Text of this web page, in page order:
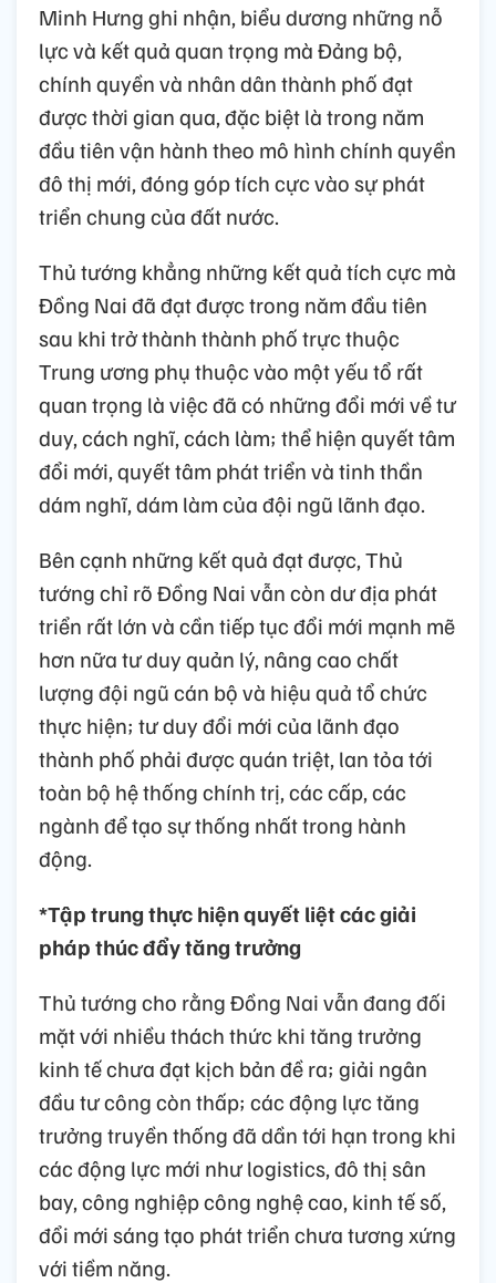
Minh Hưng ghi nhận, biểu dương những nỗ
lực và kết quả quan trọng mà Đảng bộ,
chính quyền và nhân dân thành phố đạt
được thời gian qua, đặc biệt là trong năm
đầu tiên vận hành theo mô hình chính quyền
đô thị mới, đóng góp tích cực vào sự phát
triển chung của đất nước.
Thủ tướng khẳng những kết quả tích cực mà
Đồng Nai đã đạt được trong năm đầu tiên
sau khi trở thành thành phố trực thuộc
Trung ương phụ thuộc vào một yếu tổ rất
quan trọng là việc đã có những đổi mới về tư
duy, cách nghĩ, cách làm; thể hiện quyết tâm
đổi mới, quyết tâm phát triển và tinh thần
dám nghĩ, dám làm của đội ngũ lãnh đạo.
Bên cạnh những kết quả đạt được, Thủ
tướng chỉ rõ Đồng Nai vẫn còn dư địa phát
triển rất lớn và cần tiếp tục đổi mới mạnh mẽ
hơn nữa tư duy quản lý, nâng cao chất
lượng đội ngũ cán bộ và hiệu quả tổ chức
thực hiện; tư duy đổi mới của lãnh đạo
thành phố phải được quán triệt, lan tỏa tới
toàn bộ hệ thống chính trị, các cấp, các
ngành để tạo sự thống nhất trong hành
động.
*Tập trung thực hiện quyết liệt các giải
pháp thúc đẩy tăng trưởng
Thủ tướng cho rằng Đồng Nai vẫn đang đối
mặt với nhiều thách thức khi tăng trưởng
kinh tế chưa đạt kịch bản đề ra; giải ngân
đầu tư công còn thấp; các động lực tăng
trưởng truyền thống đã dần tới hạn trong khi
các động lực mới như logistics, đô thị sân
bay, công nghiệp công nghệ cao, kinh tế số,
đổi mới sáng tạo phát triển chưa tương xứng
với tiềm năng.